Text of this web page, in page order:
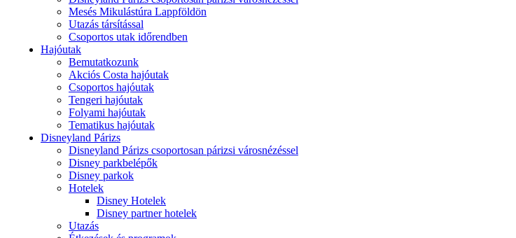
Mesés Mikulástúra Lappföldön
Utazás társítással
Csoportos utak időrendben
Hajóutak
Bemutatkozunk
Akciós Costa hajóutak
Csoportos hajóutak
Tengeri hajóutak
Folyami hajóutak
Tematikus hajóutak
Disneyland Párizs
Disneyland Párizs csoportosan párizsi városnézéssel
Disney parkbelépők
Disney parkok
Hotelek
Disney Hotelek
Disney partner hotelek
Utazás